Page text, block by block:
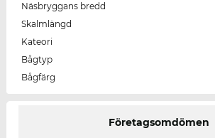
Näsbryggans bredd
Skalmlängd
Kateori
Bågtyp
Bågfärg
Företagsomdömen